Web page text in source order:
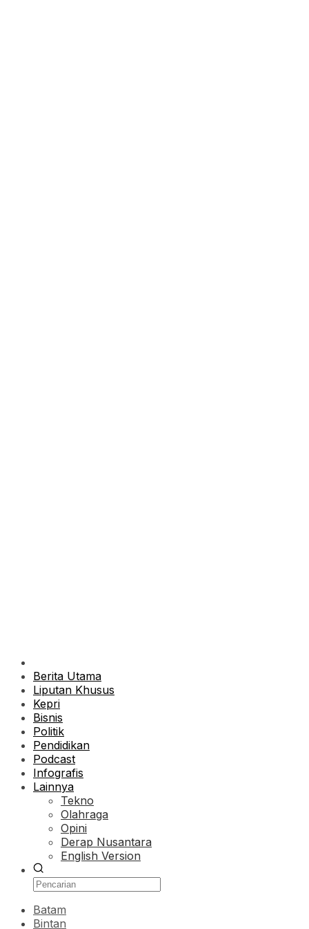
Berita Utama
Liputan Khusus
Kepri
Bisnis
Politik
Pendidikan
Podcast
Infografis
Lainnya
Tekno
Olahraga
Opini
Derap Nusantara
English Version
Batam
Bintan